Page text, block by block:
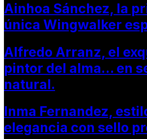
Ainhoa Sánchez, la
única Wingwalker
Alfredo Arranz, el
pintor del alma… en
natural.
Inma Fernandez,
elegancia con sello